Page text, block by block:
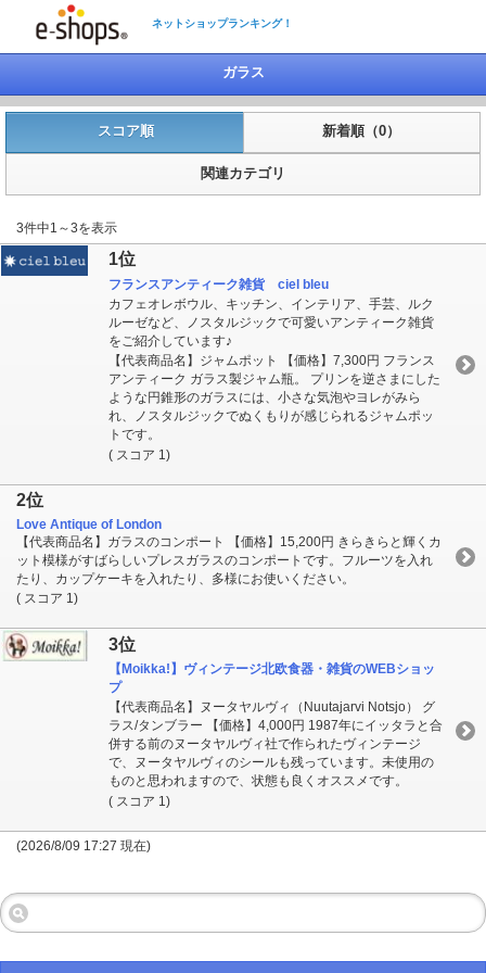
ネットショップランキング！
ガラス
スコア順 新着順（0）
関連カテゴリ
3件中1～3を表示
1位
フランスアンティーク雑貨 ciel bleu
カフェオレボウル、キッチン、インテリア、手芸、ルク
ルーゼなど、ノスタルジックで可愛いアンティーク雑貨
をご紹介しています♪
【代表商品名】ジャムポット 【価格】7,300円 フランス
アンティーク ガラス製ジャム瓶。 プリンを逆さまにした
ような円錐形のガラスには、小さな気泡やヨレがみら
れ、ノスタルジックでぬくもりが感じられるジャムポッ
トです。
( スコア 1)
2位
Love Antique of London
【代表商品名】ガラスのコンポート 【価格】15,200円 きらきらと輝くカ
ット模様がすばらしいプレスガラスのコンポートです。フルーツを入れ
たり、カップケーキを入れたり、多様にお使いください。
( スコア 1)
3位
【Moikka!】ヴィンテージ北欧食器・雑貨のWEBショッ
プ
【代表商品名】ヌータヤルヴィ（Nuutajarvi Notsjo） グ
ラス/タンブラー 【価格】4,000円 1987年にイッタラと合
併する前のヌータヤルヴィ社で作られたヴィンテージ
で、ヌータヤルヴィのシールも残っています。未使用の
ものと思われますので、状態も良くオススメです。
( スコア 1)
(2026/8/09 17:27 現在)